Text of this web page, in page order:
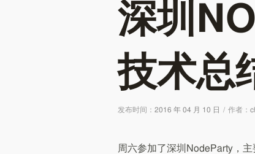
深圳
技术总
发布时间： 2016 年 04 月 10 日 / 作者：
周六参加了深圳NodeParty，